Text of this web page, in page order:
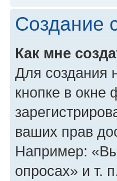
Создание
Как мне
Для создания
кнопке в
ваших прав
Например:
опросах» и т.